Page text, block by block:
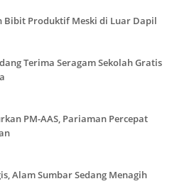
Bibit Produktif Meski di Luar Dapil
Terima Seragam Sekolah Gratis
PM-AAS, Pariaman Percepat
Alam Sumbar Sedang Menagih